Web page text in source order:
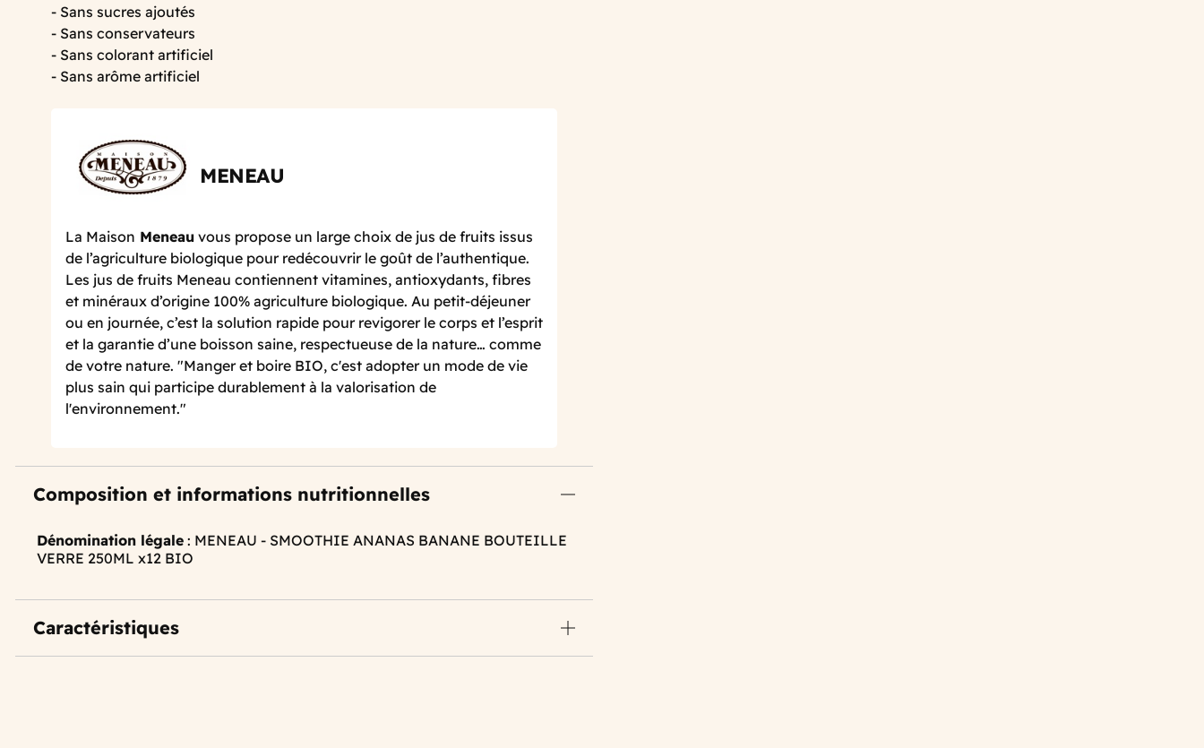
- Sans sucres ajoutés
- Sans conservateurs
- Sans colorant artificiel
- Sans arôme artificiel
MENEAU
La Maison Meneau vous propose un large choix de jus de fruits issus
de l’agriculture biologique pour redécouvrir le goût de l’authentique.
Les jus de fruits Meneau contiennent vitamines, antioxydants, fibres
et minéraux d’origine 100% agriculture biologique. Au petit-déjeuner
ou en journée, c’est la solution rapide pour revigorer le corps et l’esprit
et la garantie d’une boisson saine, respectueuse de la nature… comme
de votre nature. "Manger et boire BIO, c'est adopter un mode de vie
plus sain qui participe durablement à la valorisation de
l'environnement."
Composition et informations nutritionnelles
Dénomination légale : MENEAU - SMOOTHIE ANANAS BANANE BOUTEILLE
VERRE 250ML x12 BIO
Caractéristiques